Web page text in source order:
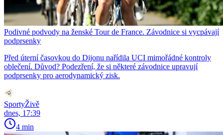
Podivné podvody na ženské Tour de France. Závodnice si vycpávají
podprsenky
Před úterní časovkou do Dijonu nařídila UCI mimořádné kontroly
oblečení. Důvod? Podezření, že si některé závodnice upravují
podprsenky pro aerodynamický zisk.
SportyŽivě
dnes, 17:39
4 min